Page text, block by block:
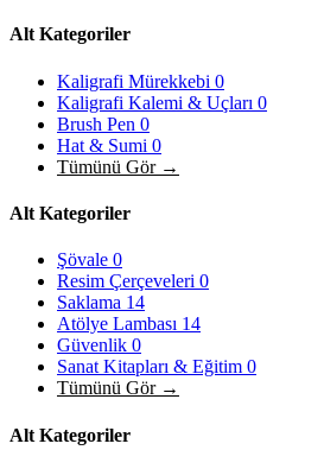
Alt Kategoriler
Kaligrafi Mürekkebi 0
Kaligrafi Kalemi & Uçları 0
Brush Pen 0
Hat & Sumi 0
Tümünü Gör →
Alt Kategoriler
Şövale 0
Resim Çerçeveleri 0
Saklama 14
Atölye Lambası 14
Güvenlik 0
Sanat Kitapları & Eğitim 0
Tümünü Gör →
Alt Kategoriler